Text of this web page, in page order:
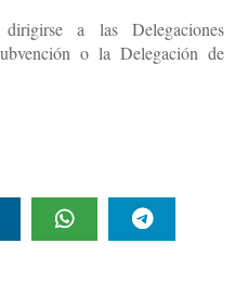
a las Delegaciones
o la Delegación de